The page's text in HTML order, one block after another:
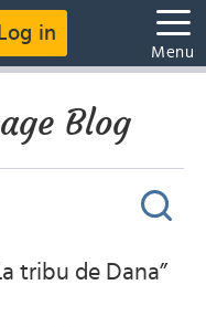
Log in
Menu
Blog
tribu de Dana”